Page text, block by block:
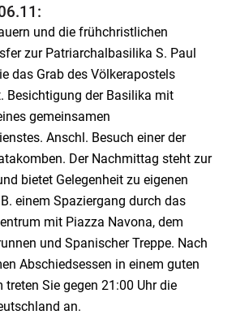
und die frühchristlichen
zur Patriarchalbasilika S. Paul
das Grab des Völkerapostels
Besichtigung der Basilika mit
gemeinsamen
Anschl. Besuch einer der
Der Nachmittag steht zur
bietet Gelegenheit zu eigenen
einem Spaziergang durch das
mit Piazza Navona, dem
und Spanischer Treppe. Nach
Abschiedsessen in einem guten
treten Sie gegen 21:00 Uhr die
an.